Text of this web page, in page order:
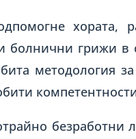
хората,
болнични грижи в
методология
безработни